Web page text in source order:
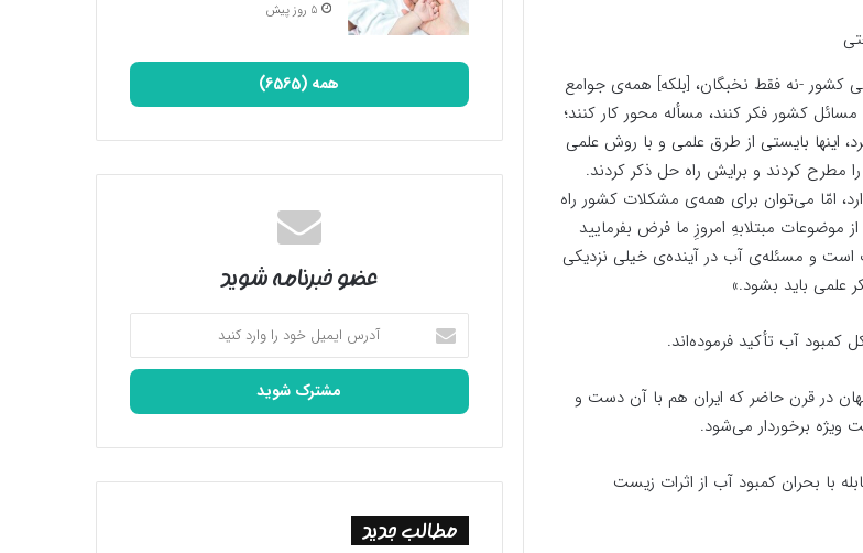
کشور -نه فقط نخبگان، [بلکه] همه‌ی جوامع
کشور فکر کنند، مسأله محور کار کنند؛
اینها بایستی از طرق علمی و با روش علمی
مطرح کردند و برایش راه ‌حل ذکر کردند.
امّا می‌توان برای همه‌ی مشکلات کشور راه‌
مبتلابهِ امروزِ ما فرض بفرمایید
و مسئله‌ی آب در آینده‌ی خیلی نزدیکی
باید بشود.»
آب تأکید فرموده‌اند.
در قرن حاضر که ایران هم با آن دست و
ویژه برخوردار می‌شود.
با بحران کمبود آب از اثرات زیست
5 روز پیش
همه (6565)
عضو خبرنامه شوید
آدرس
ایمیل
خود
وارد
مطالب جدید